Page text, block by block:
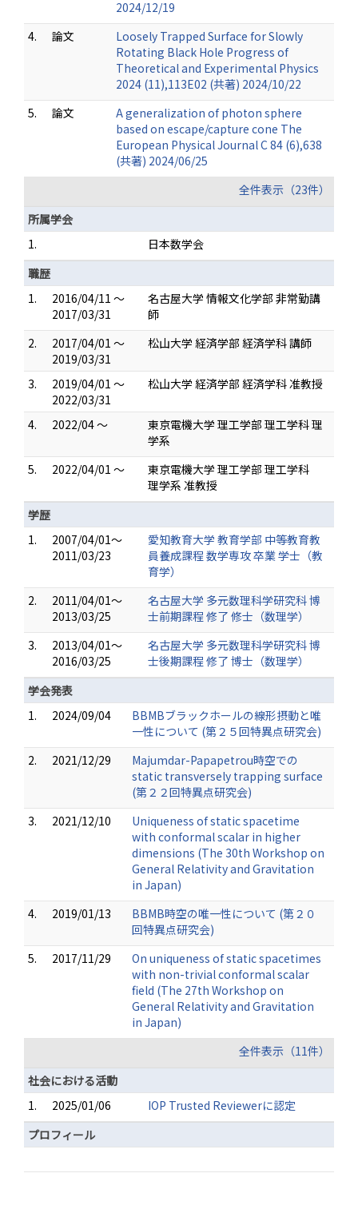
2024/12/19
4.
論文
Loosely Trapped Surface for Slowly
Rotating Black Hole Progress of
Theoretical and Experimental Physics
2024 (11),113E02 (共著) 2024/10/22
5.
論文
A generalization of photon sphere
based on escape/capture cone The
European Physical Journal C 84 (6),638
(共著) 2024/06/25
全件表示（23件）
所属学会
1.
日本数学会
職歴
1.
2016/04/11 ～
2017/03/31
名古屋大学 情報文化学部 非常勤講
師
2.
2017/04/01 ～
2019/03/31
松山大学 経済学部 経済学科 講師
3.
2019/04/01 ～
2022/03/31
松山大学 経済学部 経済学科 准教授
4. 2022/04 ～
東京電機大学 理工学部 理工学科 理
学系
5.
2022/04/01 ～
東京電機大学 理工学部 理工学科
理学系 准教授
学歴
1.
2007/04/01～
2011/03/23
愛知教育大学 教育学部 中等教育教
員養成課程 数学専攻 卒業 学士（教
育学）
2.
2011/04/01～
2013/03/25
名古屋大学 多元数理科学研究科 博
士前期課程 修了 修士（数理学）
3.
2013/04/01～
2016/03/25
名古屋大学 多元数理科学研究科 博
士後期課程 修了 博士（数理学）
学会発表
1.
2024/09/04
BBMBブラックホールの線形摂動と唯
一性について (第２５回特異点研究会)
2.
2021/12/29
Majumdar-Papapetrou時空での
static transversely trapping surface
(第２２回特異点研究会)
3.
2021/12/10
Uniqueness of static spacetime
with conformal scalar in higher
dimensions (The 30th Workshop on
General Relativity and Gravitation
in Japan)
4.
2019/01/13
BBMB時空の唯一性について (第２０
回特異点研究会)
5.
2017/11/29
On uniqueness of static spacetimes
with non-trivial conformal scalar
field (The 27th Workshop on
General Relativity and Gravitation
in Japan)
全件表示（11件）
社会における活動
1.
2025/01/06
IOP Trusted Reviewerに認定
プロフィール